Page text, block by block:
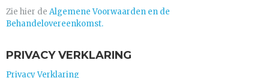
Zie hier de Algemene Voorwaarden en de
Behandelovereenkomst.
PRIVACY VERKLARING
Privacy Verklaring